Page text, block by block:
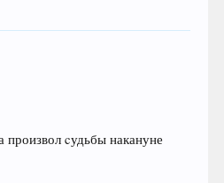
cудьбы накануне